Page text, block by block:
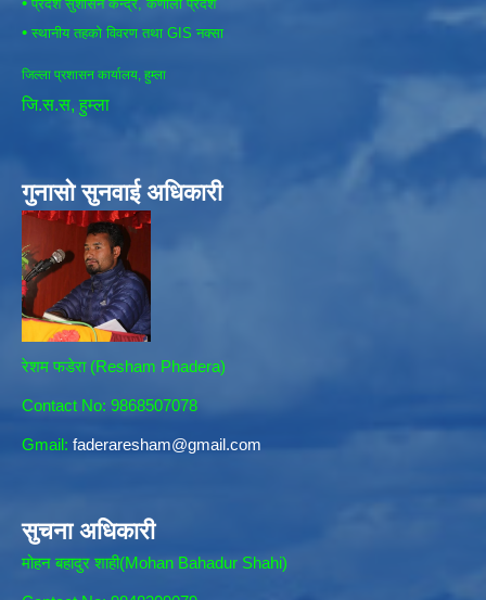
प्रदेश सुशासन केन्द्र, कर्णाली प्रदेश
• स्थानीय तहको विवरण तथा GIS नक्सा
जिल्ला प्रशासन कार्यालय, हुम्ला
जि.स.स, हुम्ला
गुनासो सुनवाई अधिकारी
रेशम फडेरा (Resham Phadera)
Contact No: 9868507078
Gmail: faderaresham@gmail.com
सुचना अधिकारी
मोहन बहादुर शाही(Mohan Bahadur Shahi)